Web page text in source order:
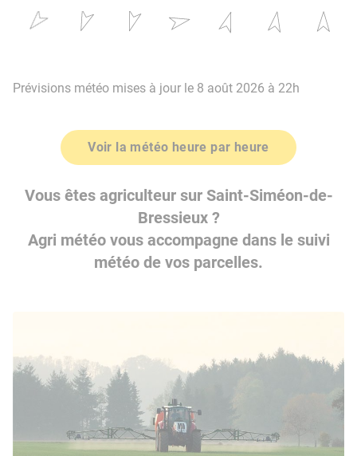
Prévisions météo mises à jour le 8 août 2026 à 22h
Voir la météo heure par heure
Vous êtes agriculteur sur Saint-Siméon-de-
Bressieux ?
Agri météo vous accompagne dans le suivi
météo de vos parcelles.